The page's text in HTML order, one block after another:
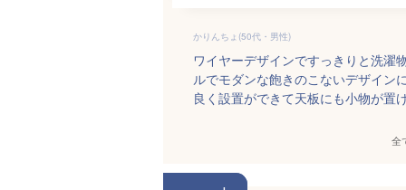
かりんちょ(50代・男性)
ワイヤーデザインですっきりと洗濯
ルでモダンな飽きのこないデザイン
良く設置ができて天板にも小物が置
全